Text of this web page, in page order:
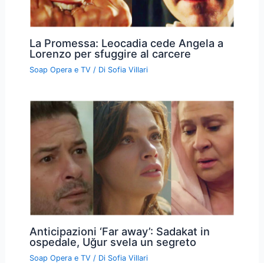
La Promessa: Leocadia cede Angela a
Lorenzo per sfuggire al carcere
Soap Opera e TV / Di Sofia Villari
Anticipazioni ‘Far away’: Sadakat in
ospedale, Uğur svela un segreto
Soap Opera e TV / Di Sofia Villari